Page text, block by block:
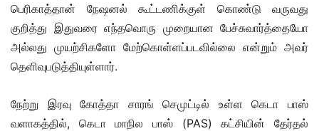
பெரிகாத்தான் நேஷனல் கூட்டணிக்குள் கொண்டு வருவது
குறித்து இதுவரை எந்தவொரு முறையான பேச்சுவார்த்தையோ
அல்லது முயற்சிகளோ மேற்கொள்ளப்படவில்லை என்றும் அவர்
தெளிவுபடுத்தியுள்ளார்.
நேற்று இரவு கோத்தா சாரங் செமுட்டில் உள்ள கெடா பாஸ்
வளாகத்தில், கெடா மாநில பாஸ் (PAS) கட்சியின் தேர்தல்